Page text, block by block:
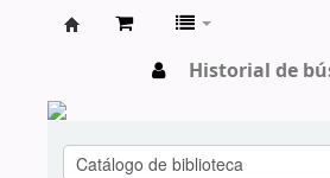
Historial de